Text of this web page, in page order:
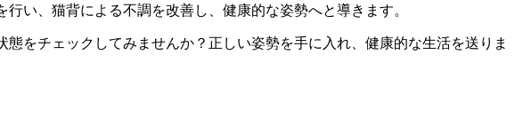
い、猫背による不調を改善し、健康的な姿勢へと導きます。
をチェックしてみませんか？正しい姿勢を手に入れ、健康的な生活を送りま